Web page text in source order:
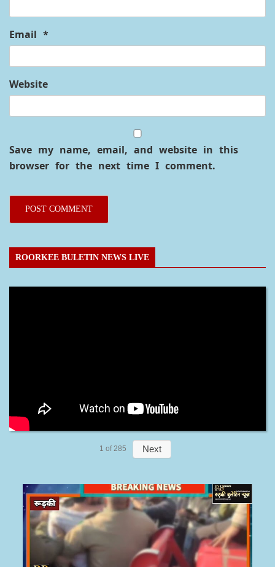
Email *
Website
Save my name, email, and website in this
browser for the next time I comment.
ROORKEE BULETIN NEWS LIVE
1 of 285 Next